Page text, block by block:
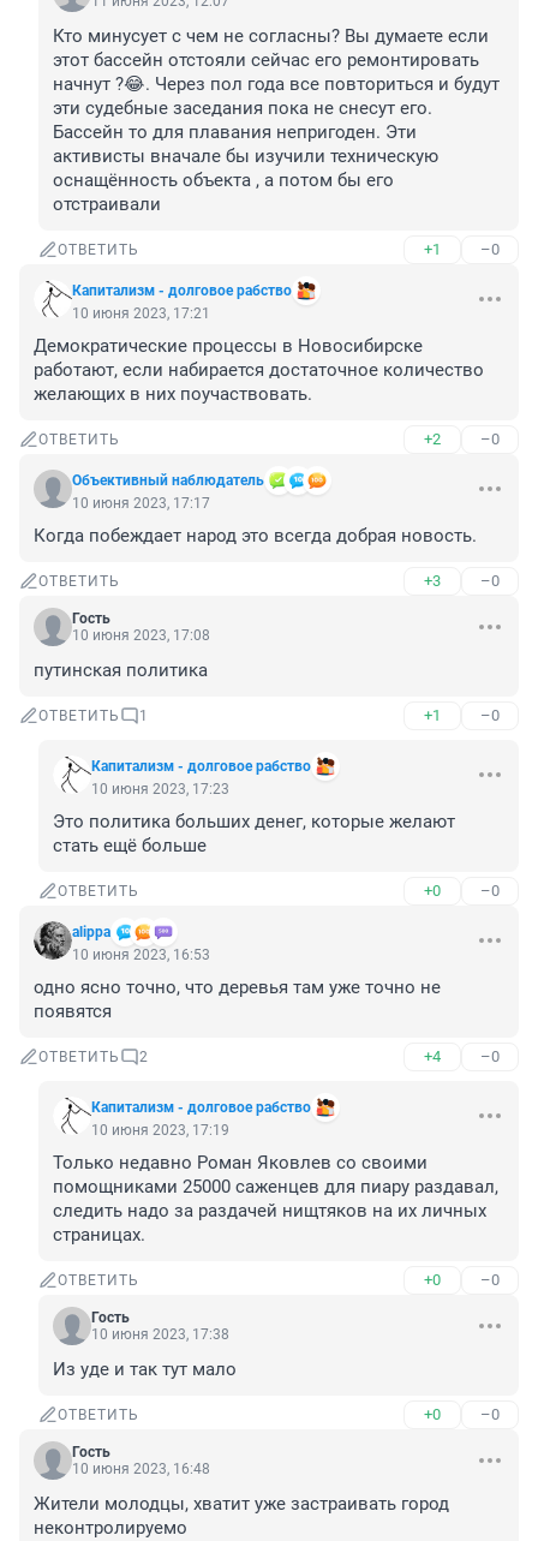
Кто минусует с чем не согласны? Вы думаете если
этот бассейн отстояли сейчас его ремонтировать
начнут ?😂. Через пол года все повториться и будут
эти судебные заседания пока не снесут его.
Бассейн то для плавания непригоден. Эти
активисты вначале бы изучили техническую
оснащённость объекта , а потом бы его
отстраивали
ОТВЕТИТЬ +1 –0
Капитализм - долговое рабство
10 июня 2023, 17:21
Демократические процессы в Новосибирске
работают, если набирается достаточное количество
желающих в них поучаствовать.
ОТВЕТИТЬ +2 –0
Объективный наблюдатель
10 июня 2023, 17:17
Когда побеждает народ это всегда добрая новость.
ОТВЕТИТЬ +3 –0
Гость
10 июня 2023, 17:08
путинская политика
ОТВЕТИТЬ 1 +1 –0
Капитализм - долговое рабство
10 июня 2023, 17:23
Это политика больших денег, которые желают
стать ещё больше
ОТВЕТИТЬ +0 –0
alippa
10 июня 2023, 16:53
одно ясно точно, что деревья там уже точно не
появятся
ОТВЕТИТЬ 2 +4 –0
Капитализм - долговое рабство
10 июня 2023, 17:19
Только недавно Роман Яковлев со своими
помощниками 25000 саженцев для пиару раздавал,
следить надо за раздачей нищтяков на их личных
страницах.
ОТВЕТИТЬ +0 –0
Гость
10 июня 2023, 17:38
Из уде и так тут мало
ОТВЕТИТЬ +0 –0
Гость
10 июня 2023, 16:48
Жители молодцы, хватит уже застраивать город
неконтролируемо